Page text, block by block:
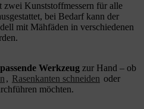
zwei Kunststoffmessern für alle
bei Bedarf kann der
mit Mähfäden in verschiedenen
Werkzeug zur Hand ­– ob
, Rasenkanten schneiden oder
möchten.